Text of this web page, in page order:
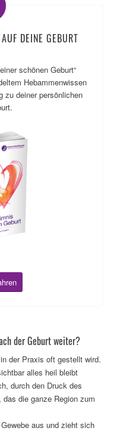
DEINE GEBURT
schönen Geburt“
Hebammenwissen
zu deiner persönlichen
der Geburt weiter?
der Praxis oft gestellt wird.
alles heil bleibt
durch den Druck des
die ganze Region zum
aus und zieht sich